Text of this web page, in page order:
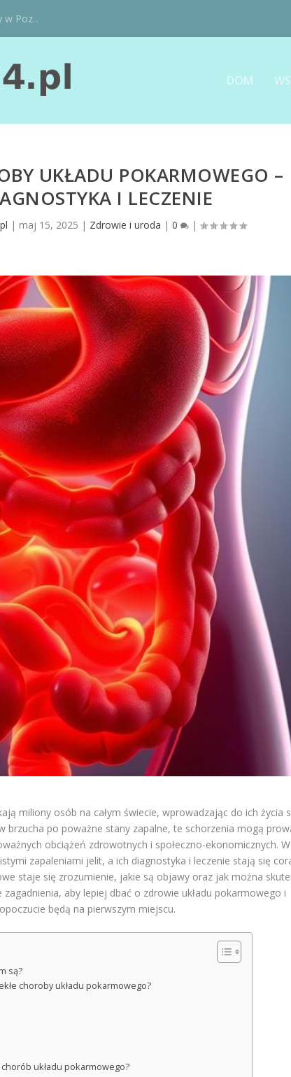
Poz...
DOM
UKŁADU POKARMOWEGO –
I LECZENIE
| maj 15, 2025 | Zdrowie i uroda |0 |
miliony osób na całym świecie, wprowadzając do ich życia
po poważne stany zapalne, te schorzenia mogą
obciążeń zdrowotnych i społeczno-ekonomicznych. W
zapaleniami jelit, a ich diagnostyka i leczenie stają się
staje się zrozumienie, jakie są objawy oraz jak można
aby lepiej dbać o zdrowie układu pokarmowego i
będą na pierwszym miejscu.
są?
choroby układu pokarmowego?
układu pokarmowego?